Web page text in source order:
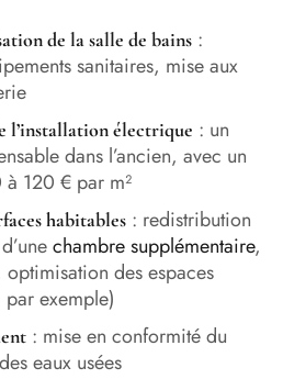
de la salle de bains:
sanitaires, mise aux
l’installation électrique : un
dans l’ancien, avec un
120 € par m²
habitables: redistribution
chambre supplémentaire,
optimisation des espaces
exemple)
: mise en conformité du
eaux usées